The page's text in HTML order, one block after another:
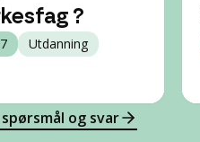
?
Utdanning
og svar